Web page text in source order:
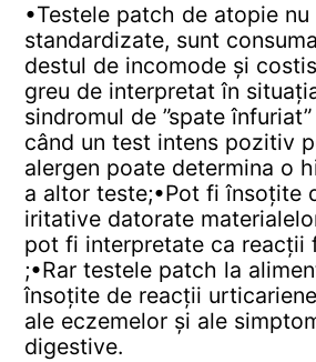
•Testele patch de atopie
standardizate, sunt
destul de incomode și
greu de interpretat în
sindromul de ”spate
când un test intens pozitiv
alergen poate determina o
a altor teste;•Pot fi însoțite
iritative datorate
pot fi interpretate ca reacții
;•Rar testele patch la
însoțite de reacții
ale eczemelor și ale
digestive.